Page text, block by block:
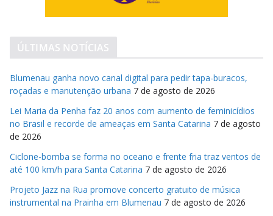
ÚLTIMAS NOTÍCIAS
Blumenau ganha novo canal digital para pedir tapa-buracos,
roçadas e manutenção urbana 7 de agosto de 2026
Lei Maria da Penha faz 20 anos com aumento de feminicídios
no Brasil e recorde de ameaças em Santa Catarina 7 de agosto
de 2026
Ciclone-bomba se forma no oceano e frente fria traz ventos de
até 100 km/h para Santa Catarina 7 de agosto de 2026
Projeto Jazz na Rua promove concerto gratuito de música
instrumental na Prainha em Blumenau 7 de agosto de 2026